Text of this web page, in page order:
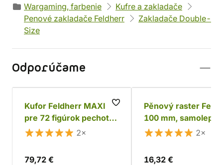
Wargaming, farbenie
Kufre a zakladače
Penové zakladače Feldherr
Zakladače Double-
Size
Odporúčame
Kufor Feldherr MAXI
pre 72 figúrok pechoty
+ tanky a monštrá
2×
79,72 €
Pěnový raster
100 mm, samolepící
2×
16,32 €